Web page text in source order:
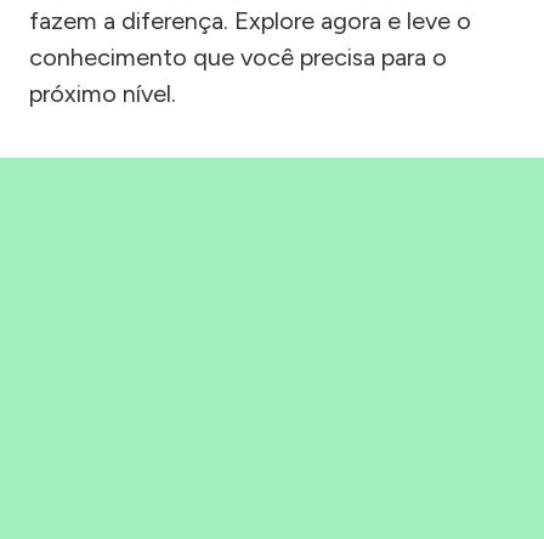
fazem a diferença. Explore agora e leve o
conhecimento que você precisa para o
próximo nível.